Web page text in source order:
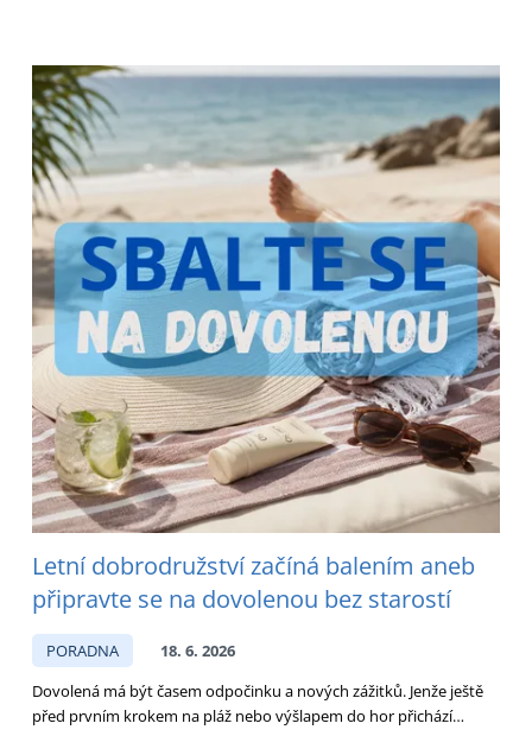
Letní dobrodružství začíná balením aneb
připravte se na dovolenou bez starostí
PORADNA
18. 6. 2026
Dovolená má být časem odpočinku a nových zážitků. Jenže ještě
před prvním krokem na pláž nebo výšlapem do hor přichází…